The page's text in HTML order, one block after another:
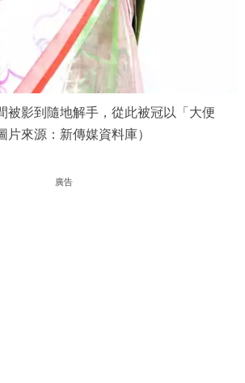
被影到隨地解手，從此被冠以「大便
片來源：新傳媒資料庫）
廣告